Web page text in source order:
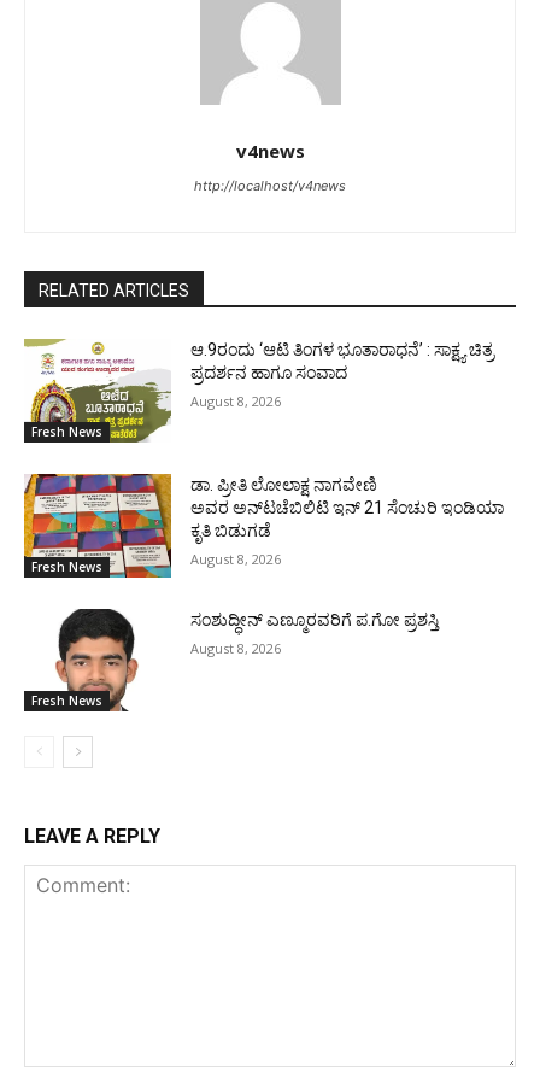
v4news
http://localhost/v4news
RELATED ARTICLES
Fresh News
ಆ.9ರಂದು ‘ಆಟಿ ತಿಂಗಳ ಭೂತಾರಾಧನೆ’ : ಸಾಕ್ಷ್ಯ ಚಿತ್ರ
ಪ್ರದರ್ಶನ ಹಾಗೂ ಸಂವಾದ
August 8, 2026
Fresh News
ಡಾ. ಪ್ರೀತಿ ಲೋಲಾಕ್ಷ ನಾಗವೇಣಿ
ಅವರ ಅನ್‌ಟಚೆಬಿಲಿಟಿ ಇನ್ 21 ಸೆಂಚುರಿ ಇಂಡಿಯಾ
ಕೃತಿ ಬಿಡುಗಡೆ
August 8, 2026
Fresh News
ಸಂಶುದ್ಧೀನ್ ಎಣ್ಮೂರವರಿಗೆ ಪ.ಗೋ ಪ್ರಶಸ್ತಿ
August 8, 2026
LEAVE A REPLY